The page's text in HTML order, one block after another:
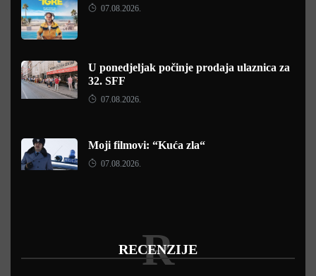
07.08.2026.
U ponedjeljak počinje prodaja ulaznica za
32. SFF
07.08.2026.
Moji filmovi: “Kuća zla“
07.08.2026.
RECENZIJE
R